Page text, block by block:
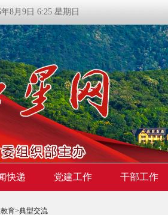
年8月9日 6:25 星期日
快递 党建工作 干部工作
育>典型交流